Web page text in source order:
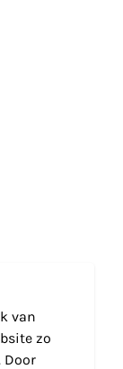
van
zo
Door